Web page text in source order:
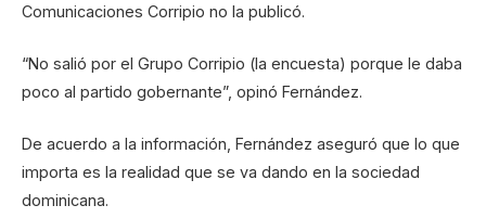
Comunicaciones Corripio no la publicó.
“No salió por el Grupo Corripio (la encuesta) porque le daba
poco al partido gobernante”, opinó Fernández.
De acuerdo a la información, Fernández aseguró que lo que
importa es la realidad que se va dando en la sociedad
dominicana.